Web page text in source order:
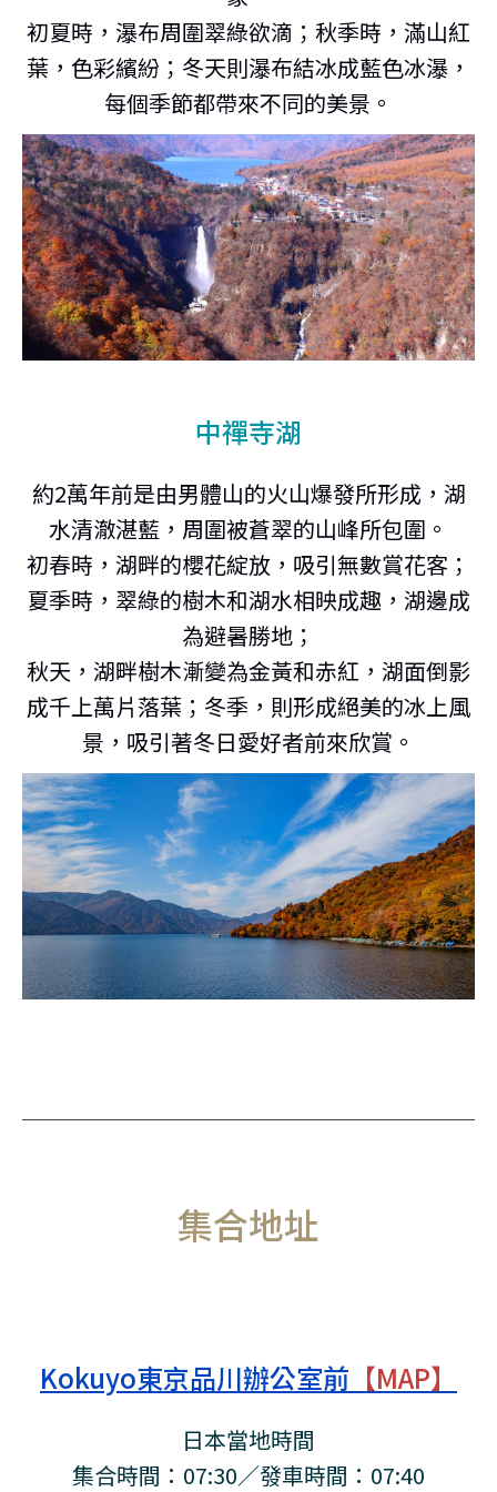
初夏時，瀑布周圍翠綠欲滴；秋季時，滿山紅
葉，色彩繽紛；冬天則瀑布結冰成藍色冰瀑，
每個季節都帶來不同的美景。
中禪寺湖
約2萬年前是由男體山的火山爆發所形成，湖
水清澈湛藍，周圍被蒼翠的山峰所包圍。
初春時，湖畔的櫻花綻放，吸引無數賞花客；
夏季時，翠綠的樹木和湖水相映成趣，湖邊成
為避暑勝地；
秋天，湖畔樹木漸變為金黃和赤紅，湖面倒影
成千上萬片落葉；冬季，則形成絕美的冰上風
景，吸引著冬日愛好者前來欣賞。
集合地址
Kokuyo東京品川辦公室前 【MAP】
日本當地時間
集合時間：07:30／發車時間：07:40